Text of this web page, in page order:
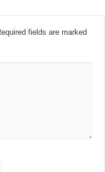
fields are marked